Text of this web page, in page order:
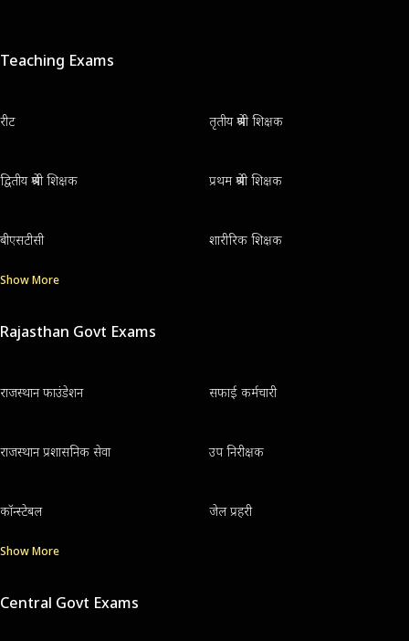
Teaching Exams
रीट तृतीय श्रेणी शिक्षक
द्वितीय श्रेणी शिक्षक प्रथम श्रेणी शिक्षक
बीएसटीसी शारीरिक शिक्षक
Show More
Rajasthan Govt Exams
राजस्थान फाउंडेशन सफाई कर्मचारी
राजस्थान प्रशासनिक सेवा उप निरीक्षक
कॉन्स्टेबल जेल प्रहरी
Show More
Central Govt Exams